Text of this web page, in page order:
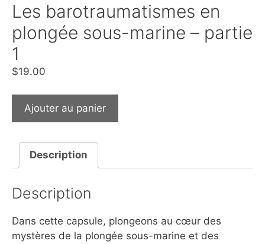
Les barotraumatismes en
plongée sous-marine – partie
1
$19.00
Ajouter au panier
Description
Description
Dans cette capsule, plongeons au cœur des
mystères de la plongée sous-marine et des